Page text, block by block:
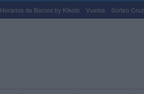
Horarios de Barcos by Kikoto Vuelos Sorteo